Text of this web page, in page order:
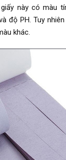
giấy này có màu
độ PH. Tuy
khác.